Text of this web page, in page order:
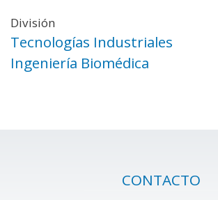
División
Tecnologías Industriales
Ingeniería Biomédica
CONTACTO